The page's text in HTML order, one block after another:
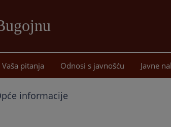
sadržaj
Vaša pitanja Odnosi s javnošću Javne
informacije